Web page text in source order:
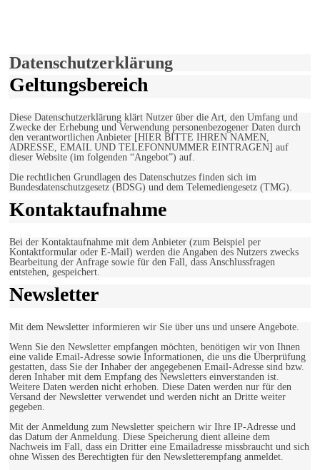
Datenschutzerklärung
Geltungsbereich
Diese Datenschutzerklärung klärt Nutzer über die Art, den Umfang und
Zwecke der Erhebung und Verwendung personenbezogener Daten durch
den verantwortlichen Anbieter [HIER BITTE IHREN NAMEN,
ADRESSE, EMAIL UND TELEFONNUMMER EINTRAGEN] auf
dieser Website (im folgenden “Angebot”) auf.
Die rechtlichen Grundlagen des Datenschutzes finden sich im
Bundesdatenschutzgesetz (BDSG) und dem Telemediengesetz (TMG).
Kontaktaufnahme
Bei der Kontaktaufnahme mit dem Anbieter (zum Beispiel per
Kontaktformular oder E-Mail) werden die Angaben des Nutzers zwecks
Bearbeitung der Anfrage sowie für den Fall, dass Anschlussfragen
entstehen, gespeichert.
Newsletter
Mit dem Newsletter informieren wir Sie über uns und unsere Angebote.
Wenn Sie den Newsletter empfangen möchten, benötigen wir von Ihnen
eine valide Email-Adresse sowie Informationen, die uns die Überprüfung
gestatten, dass Sie der Inhaber der angegebenen Email-Adresse sind bzw.
deren Inhaber mit dem Empfang des Newsletters einverstanden ist.
Weitere Daten werden nicht erhoben. Diese Daten werden nur für den
Versand der Newsletter verwendet und werden nicht an Dritte weiter
gegeben.
Mit der Anmeldung zum Newsletter speichern wir Ihre IP-Adresse und
das Datum der Anmeldung. Diese Speicherung dient alleine dem
Nachweis im Fall, dass ein Dritter eine Emailadresse missbraucht und sich
ohne Wissen des Berechtigten für den Newsletterempfang anmeldet.